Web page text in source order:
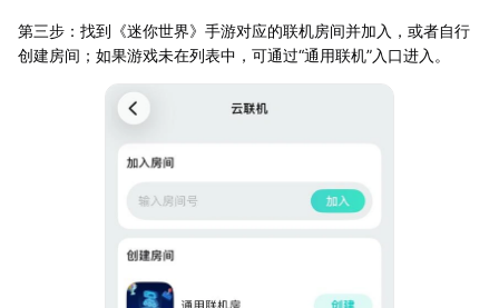
第三步：找到《迷你世界》手游对应的联机房间并加入，或者自行
创建房间；如果游戏未在列表中，可通过“通用联机”入口进入。